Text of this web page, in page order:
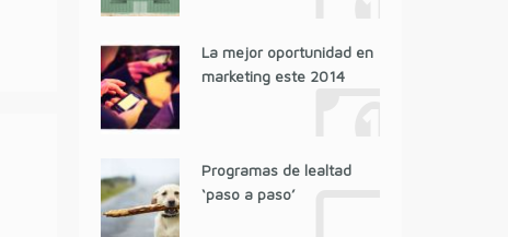
La mejor oportunidad en
marketing este 2014
Programas de lealtad
‘paso a paso’